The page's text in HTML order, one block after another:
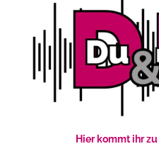
Hier kommt ihr